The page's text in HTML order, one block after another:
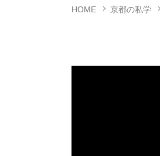
HOME 京都の私学